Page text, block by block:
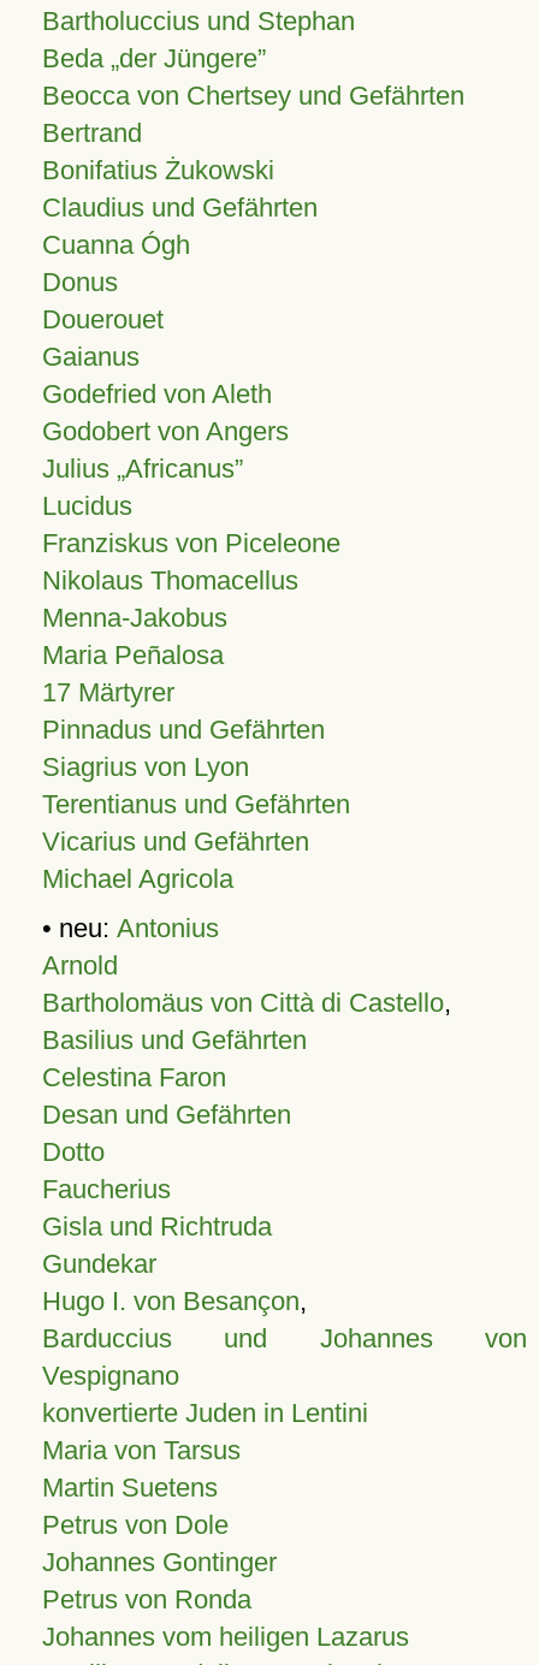
Bartholuccius und Stephan
Beda „der Jüngere”
Beocca von Chertsey und Gefährten
Bertrand
Bonifatius Żukowski
Claudius und Gefährten
Cuanna Ógh
Donus
Douerouet
Gaianus
Godefried von Aleth
Godobert von Angers
Julius Africanus
Lucidus
Franziskus von Piceleone
Nikolaus Thomacellus
Menna-Jakobus
Maria Peñalosa
17 Märtyrer
Pinnadus und Gefährten
Siagrius von Lyon
Terentianus und Gefährten
Vicarius und Gefährten
Michael Agricola
• neu: Antonius
Arnold
Bartholomäus von Città di Castello,
Basilius und Gefährten
Celestina Faron
Desan und Gefährten
Dotto
Faucherius
Gisla und Richtruda
Gundekar
Hugo I. von Besançon,
Barduccius und Johannes von
Vespignano
konvertierte Juden in Lentini
Maria von Tarsus
Martin Suetens
Petrus von Dole
Johannes Gontinger
Petrus von Ronda
Johannes vom heiligen Lazarus